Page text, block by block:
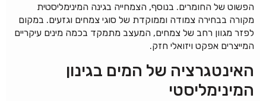
הפשוט של החומרים. בנוסף, הצמחייה בגינה המינימליסטית
מקורה בבחירה צמודה וממוקדת של סוגי צמחים וגזעים. במקום
לפזר מגוון רחב של צמחים, המעצב מתמקד בכמה מינים עיקריים
המייצרים אפקט ויזואלי חזק.
האינטגרציה של המים בגינון
המינימליסטי